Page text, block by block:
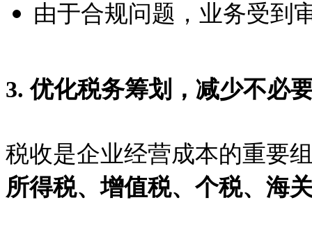
由于合规问题，业务受到
3. 优化税务筹划，减少不必
税收是企业经营成本的重要
所得税、增值税、个税、海